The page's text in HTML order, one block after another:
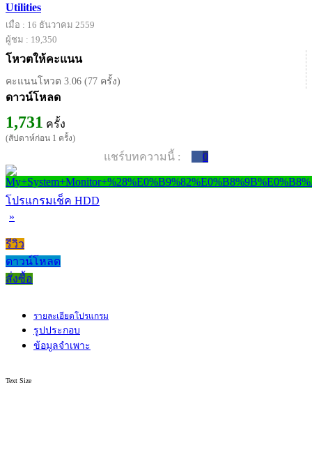
Utilities
เมื่อ : 16 ธันวาคม 2559
ผู้ชม : 19,350
โหวตให้คะแนน
คะแนนโหวต 3.06 (77 ครั้ง)
ดาวน์โหลด
1,731 ครั้ง
(สัปดาห์ก่อน 1 ครั้ง)
แชร์บทความนี้ : 0
โปรแกรมเช็ค HDD
»
รีวิว
ดาวน์โหลด
สั่งซื้อ
รายละเอียดโปรแกรม
รูปประกอบ
ข้อมูลจำเพาะ
Text Size